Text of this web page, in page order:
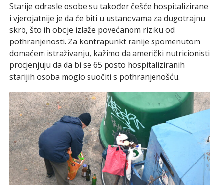
Starije odrasle osobe su također češće hospitalizirane
i vjerojatnije je da će biti u ustanovama za dugotrajnu
skrb, što ih oboje izlaže povećanom riziku od
pothranjenosti. Za kontrapunkt ranije spomenutom
domaćem istraživanju, kažimo da američki nutricionisti
procjenjuju da da bi se 65 posto hospitaliziranih
starijih osoba moglo suočiti s pothranjenošću.